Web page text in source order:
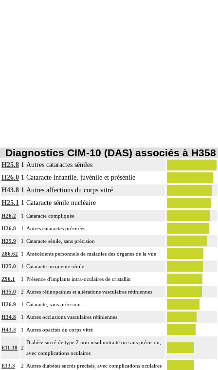
Diagnostics CIM-10 (DAS) associés à H358
H25.8 1 Autres cataractes séniles
H26.0 1 Cataracte infantile, juvénile et présénile
H43.8 1 Autres affections du corps vitré
H25.1 1 Cataracte sénile nucléaire
H26.2 1 Cataracte compliquée
H26.8 1 Autres cataractes précisées
H25.9 1 Cataracte sénile, sans précision
Z86.62 1 Antécédents personnels de maladies des organes de la vue
H25.0 1 Cataracte incipiente sénile
Z96.1 1 Présence d'implants intra-oculaires de cristallin
H35.0 2 Autres rétinopathies et altérations vasculaires rétiniennes
H26.9 1 Cataracte, sans précision
H34.8 1 Autres occlusions vasculaires rétiniennes
H43.3 1 Autres opacités du corps vitré
E11.38 2
Diabète sucré de type 2 non insulinotraité ou sans précision,
avec complications oculaires
E13.3 2 Autres diabètes sucrés précisés, avec complications oculaires